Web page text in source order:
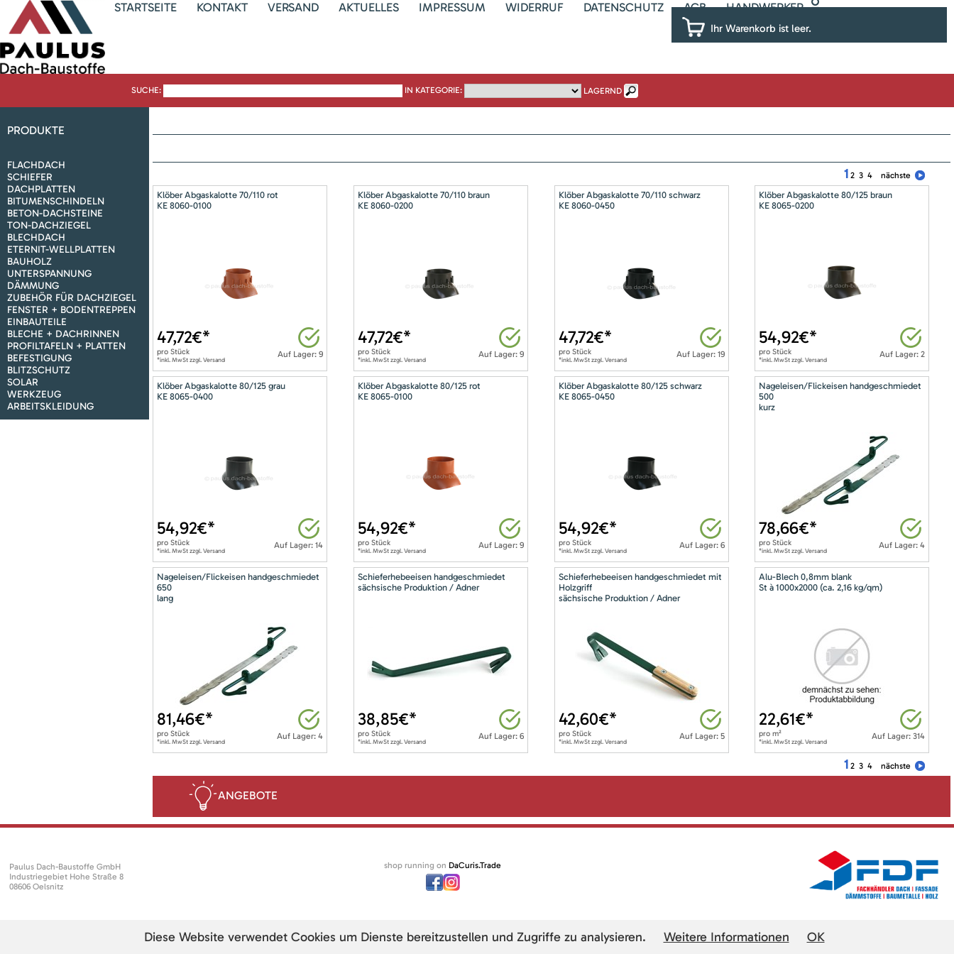
STARTSEITE KONTAKT VERSAND AKTUELLES IMPRESSUM WIDERRUF DATENSCHUTZ AGB HANDWERKER
Ihr Warenkorb ist leer.
SUCHE: IN KATEGORIE: LAGERND
PRODUKTE
FLACHDACH
SCHIEFER
DACHPLATTEN
BITUMENSCHINDELN
BETON-DACHSTEINE
TON-DACHZIEGEL
BLECHDACH
ETERNIT-WELLPLATTEN
BAUHOLZ
UNTERSPANNUNG
DÄMMUNG
ZUBEHÖR FÜR DACHZIEGEL
FENSTER + BODENTREPPEN
EINBAUTEILE
BLECHE + DACHRINNEN
PROFILTAFELN + PLATTEN
BEFESTIGUNG
BLITZSCHUTZ
SOLAR
WERKZEUG
ARBEITSKLEIDUNG
1 2 3 4 nächste
Klöber Abgaskalotte 70/110 rot
KE 8060-0100
Auf Lager: 9
47,72€*
pro Stück
*inkl. MwSt zzgl. Versand
Klöber Abgaskalotte 70/110 braun
KE 8060-0200
Auf Lager: 9
47,72€*
pro Stück
*inkl. MwSt zzgl. Versand
Klöber Abgaskalotte 70/110 schwarz
KE 8060-0450
Auf Lager: 19
47,72€*
pro Stück
*inkl. MwSt zzgl. Versand
Klöber Abgaskalotte 80/125 braun
KE 8065-0200
Auf Lager: 2
54,92€*
proStück
*inkl. MwSt zzgl. Versand
Klöber Abgaskalotte 80/125 grau
KE 8065-0400
Auf Lager: 14
54,92€*
pro Stück
*inkl. MwSt zzgl. Versand
Klöber Abgaskalotte 80/125 rot
KE 8065-0100
Auf Lager: 9
54,92€*
pro Stück
*inkl. MwSt zzgl. Versand
Klöber Abgaskalotte 80/125 schwarz
KE 8065-0450
Auf Lager: 6
54,92€*
pro Stück
*inkl. MwSt zzgl. Versand
Nageleisen/Flickeisen handgeschmiedet
500
kurz
Auf Lager: 4
78,66€*
proStück
*inkl. MwSt zzgl. Versand
Nageleisen/Flickeisen handgeschmiedet
650
lang
Auf Lager: 4
81,46€*
pro Stück
*inkl. MwSt zzgl. Versand
Schieferhebeeisen handgeschmiedet
sächsische Produktion / Adner
Auf Lager: 6
38,85€*
pro Stück
*inkl. MwSt zzgl. Versand
Schieferhebeeisen handgeschmiedet mit
Holzgriff
sächsische Produktion / Adner
Auf Lager: 5
42,60€*
pro Stück
*inkl. MwSt zzgl. Versand
Alu-Blech 0,8mm blank
St à 1000x2000 (ca. 2,16 kg/qm)
Auf Lager: 314
22,61€*
prom²
*inkl. MwSt zzgl. Versand
1 2 3 4 nächste
ANGEBOTE
Paulus Dach-Baustoffe GmbH
Industriegebiet Hohe Straße 8
08606 Oelsnitz
shop running on DaCuris.Trade
Diese Website verwendet Cookies um Dienste bereitzustellen und Zugriffe zu analysieren. Weitere Informationen OK